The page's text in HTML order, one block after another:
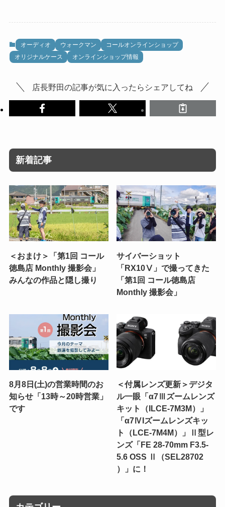
オーディオ ウォークマン
コールオンラインショップ
オリジナルケース
オンラインショップ情報
店長野田の記事が気に入ったらシェアしてね
新着記事
＜おまけ＞「第1回 コール
徳島店 Monthly 撮影会」
みんなの作品と隠し撮り
サイバーショット
「RX10Ⅴ」で撮ってきた
「第1回 コール徳島店
Monthly 撮影会」
8月8日(土)の営業時間のお
知らせ「13時～20時営業」
です
＜付属レンズ更新＞デジタ
ル一眼「α7Ⅲズームレンズ
キット（ILCE-7M3M）」
「α7ⅣIズームレンズキッ
ト（LCE-7M4M）」Ⅱ型レ
ンズ「FE 28-70mm F3.5-
5.6 OSS Ⅱ（SEL28702
）」に！